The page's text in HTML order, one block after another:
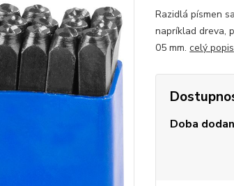
Razidlá písmen
napríklad dreva,
05 mm.celý popis
Doba